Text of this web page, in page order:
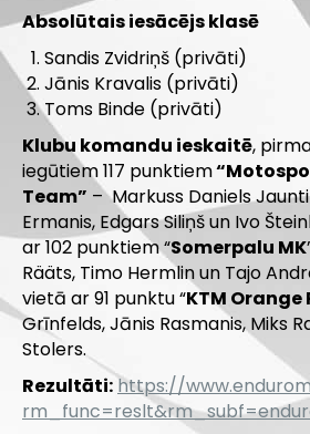
Absolūtais iesācējs klasē
Sandis Zvidriņš (privāti)
Jānis Kravalis (privāti)
Toms Binde (privāti)
Klubu komandu ieskaitē,
iegūtiem 117 punktiem
Team” – Markuss Daniels
Ermanis, Edgars Siliņš un Ivo
ar 102 punktiem “Somerpalu MK
Rääts, Timo Hermlin un Tajo
vietā ar 91 punktu “KTM Orange
Grīnfelds, Jānis Rasmanis, Miks
Stolers.
Rezultāti:https://